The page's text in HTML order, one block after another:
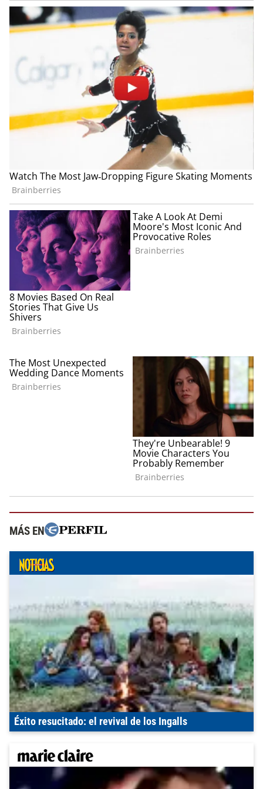
MÁS EN
Éxito resucitado: el revival de los Ingalls